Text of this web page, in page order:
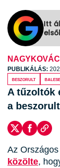
Itt
PUBLIKÁLÁS:
beszorult
A tűzoltók
a
Az
közölte,